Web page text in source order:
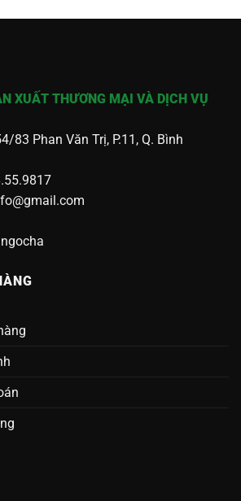
XUẤT THƯƠNG MẠI VÀ DỊCH VỤ
83 Phan Văn Trị, P.11, Q. Bình